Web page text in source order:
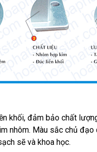
khối, đảm bảo chất
nhôm. Màu sắc chủ
sẽ và khoa học.